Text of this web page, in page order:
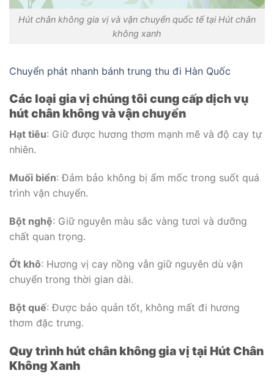
Hút chân không gia vị và vận chuyển quốc tế tại Hút chân
không xanh
Chuyển phát nhanh bánh trung thu đi Hàn Quốc
Các loại gia vị chúng tôi cung cấp dịch vụ
hút chân không và vận chuyển
Hạt tiêu: Giữ được hương thơm mạnh mẽ và độ cay tự
nhiên.
Muối biển: Đảm bảo không bị ẩm mốc trong suốt quá
trình vận chuyển.
Bột nghệ: Giữ nguyên màu sắc vàng tươi và dưỡng
chất quan trọng.
Ớt khô: Hương vị cay nồng vẫn giữ nguyên dù vận
chuyển trong thời gian dài.
Bột quế: Được bảo quản tốt, không mất đi hương
thơm đặc trưng.
Quy trình hút chân không gia vị tại Hút Chân
Không Xanh